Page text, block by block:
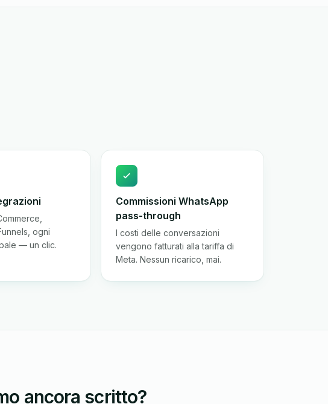
ogni
— un clic.
Commissioni WhatsApp
pass-through
I costi delle conversazioni
vengono fatturati alla tariffa di
Meta. Nessun ricarico, mai.
ancora scritto?